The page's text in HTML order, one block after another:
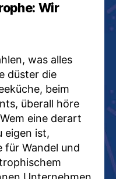
Wir
was alles
düster die
beim
überall höre
eine derart
eigen ist,
für Wandel und